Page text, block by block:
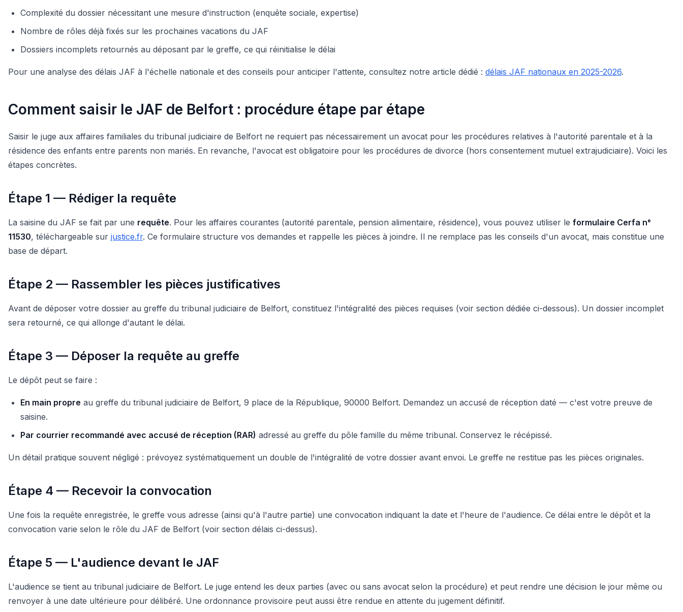
Complexité du dossier nécessitant une mesure d'instruction (enquête sociale, expertise)
Nombre de rôles déjà fixés sur les prochaines vacations du JAF
Dossiers incomplets retournés au déposant par le greffe, ce qui réinitialise le délai
Pour une analyse des délais JAF à l'échelle nationale et des conseils pour anticiper l'attente, consultez notre article dédié : délais JAF nationaux en 2025-2026.
Comment saisir le JAF de Belfort : procédure étape par étape
Saisir le juge aux affaires familiales du tribunal judiciaire de Belfort ne requiert pas nécessairement un avocat pour les procédures relatives à l'autorité parentale et à la
résidence des enfants entre parents non mariés. En revanche, l'avocat est obligatoire pour les procédures de divorce (hors consentement mutuel extrajudiciaire). Voici les
étapes concrètes.
Étape 1 — Rédiger la requête
La saisine du JAF se fait par une requête. Pour les affaires courantes (autorité parentale, pension alimentaire, résidence), vous pouvez utiliser le formulaire Cerfa n°
11530, téléchargeable sur justice.fr. Ce formulaire structure vos demandes et rappelle les pièces à joindre. Il ne remplace pas les conseils d'un avocat, mais constitue une
base de départ.
Étape 2 — Rassembler les pièces justificatives
Avant de déposer votre dossier au greffe du tribunal judiciaire de Belfort, constituez l'intégralité des pièces requises (voir section dédiée ci-dessous). Un dossier incomplet
sera retourné, ce qui allonge d'autant le délai.
Étape 3 — Déposer la requête au greffe
Le dépôt peut se faire :
En main propre au greffe du tribunal judiciaire de Belfort, 9 place de la République, 90000 Belfort. Demandez un accusé de réception daté — c'est votre preuve de
saisine.
Par courrier recommandé avec accusé de réception (RAR) adressé au greffe du pôle famille du même tribunal. Conservez le récépissé.
Un détail pratique souvent négligé : prévoyez systématiquement un double de l'intégralité de votre dossier avant envoi. Le greffe ne restitue pas les pièces originales.
Étape 4 — Recevoir la convocation
Une fois la requête enregistrée, le greffe vous adresse (ainsi qu'à l'autre partie) une convocation indiquant la date et l'heure de l'audience. Ce délai entre le dépôt et la
convocation varie selon le rôle du JAF de Belfort (voir section délais ci-dessus).
Étape 5 — L'audience devant le JAF
L'audience se tient au tribunal judiciaire de Belfort. Le juge entend les deux parties (avec ou sans avocat selon la procédure) et peut rendre une décision le jour même ou
renvoyer à une date ultérieure pour délibéré. Une ordonnance provisoire peut aussi être rendue en attente du jugement définitif.